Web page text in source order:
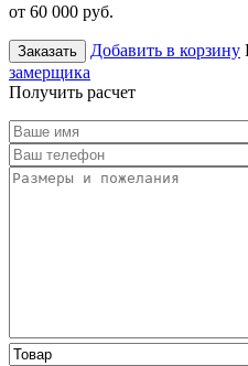
от 60 000 руб.
Заказать Добавить в корзину
замерщика
Получить расчет